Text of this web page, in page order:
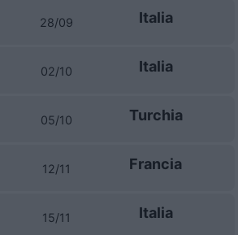
28/09 Italia
02/10 Italia
05/10 Turchia
12/11 Francia
15/11 Italia